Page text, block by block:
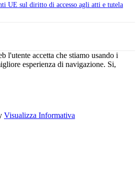
UE sul diritto di accesso agli atti e tutela
l'utente accetta che stiamo usando i
esperienza di navigazione. Si,
Visualizza Informativa